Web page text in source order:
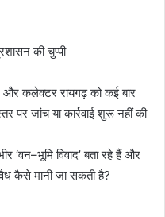
की चुप्पी
और कलेक्टर रायगढ़ को कई बार
पर जांच या कार्रवाई शुरू नहीं की
‘वन–भूमि विवाद’ बता रहे हैं और
कैसे मानी जा सकती है?